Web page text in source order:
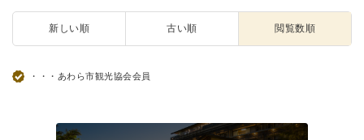
新しい順 古い順 閲覧数順
・・・あわら市観光協会会員